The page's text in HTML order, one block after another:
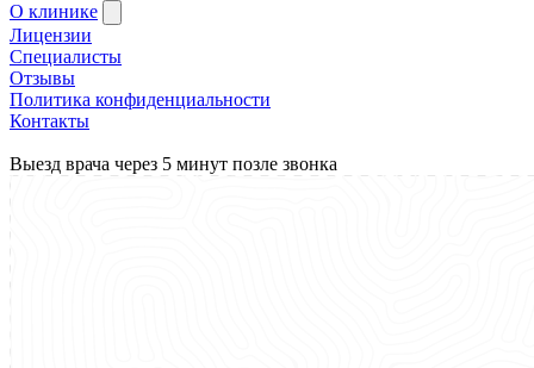
О клинике
Лицензии
Специалисты
Отзывы
Политика конфиденциальности
Контакты
Выезд врача через 5 минут позле звонка